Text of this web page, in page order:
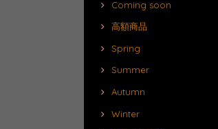
Coming soon
高額商品
Spring
Summer
Autumn
Winter